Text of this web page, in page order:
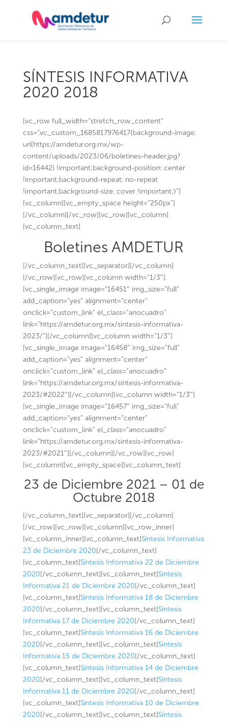
SÍNTESIS INFORMATIVA
2020 2018
[vc_row full_width=”stretch_row_content”
css=”.vc_custom_1685817976417{background-image:
url(https://amdetur.org.mx/wp-
content/uploads/2023/06/boletines-header.jpg?
id=16442) !important;background-position: center
!important;background-repeat: no-repeat
!important;background-size: cover !important;}”]
[vc_column][vc_empty_space height=”250px”]
[/vc_column][/vc_row][vc_row][vc_column]
[vc_column_text]
Boletines AMDETUR
[/vc_column_text][vc_separator][/vc_column]
[/vc_row][vc_row][vc_column width=”1/3″]
[vc_single_image image=”16451″ img_size=”full”
add_caption=”yes” alignment=”center”
onclick=”custom_link” el_class=”anocuadro”
link=”https://amdetur.org.mx/sintesis-informativa-
2023/”][/vc_column][vc_column width=”1/3″]
[vc_single_image image=”16458″ img_size=”full”
add_caption=”yes” alignment=”center”
onclick=”custom_link” el_class=”anocuadro”
link=”https://amdetur.org.mx/sintesis-informativa-
2023/#2022″][/vc_column][vc_column width=”1/3″]
[vc_single_image image=”16457″ img_size=”full”
add_caption=”yes” alignment=”center”
onclick=”custom_link” el_class=”anocuadro”
link=”https://amdetur.org.mx/sintesis-informativa-
2023/#2021″][/vc_column][/vc_row][vc_row]
[vc_column][vc_empty_space][vc_column_text]
23 de Diciembre 2021 – 01 de
Octubre 2018
[/vc_column_text][vc_separator][/vc_column]
[/vc_row][vc_row][vc_column][vc_row_inner]
[vc_column_inner][vc_column_text]Síntesis Informativa
23 de Diciembre 2020[/vc_column_text]
[vc_column_text]Síntesis Informativa 22 de Diciembre
2020[/vc_column_text][vc_column_text]Síntesis
Informativa 21 de Diciembre 2020[/vc_column_text]
[vc_column_text]Síntesis Informativa 18 de Diciembre
2020[/vc_column_text][vc_column_text]Síntesis
Informativa 17 de Diciembre 2020[/vc_column_text]
[vc_column_text]Síntesis Informativa 16 de Diciembre
2020[/vc_column_text][vc_column_text]Síntesis
Informativa 15 de Diciembre 2020[/vc_column_text]
[vc_column_text]Síntesis Informativa 14 de Diciembre
2020[/vc_column_text][vc_column_text]Síntesis
Informativa 11 de Diciembre 2020[/vc_column_text]
[vc_column_text]Síntesis Informativa 10 de Diciembre
2020[/vc_column_text][vc_column_text]Síntesis